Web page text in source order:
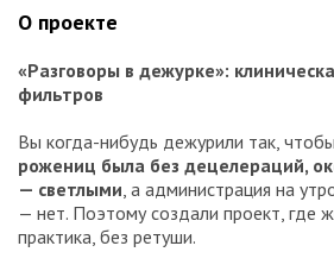
О проекте
«Разговоры в дежурке»:
фильтров
Вы когда-нибудь дежурили так, чтобы
рожениц была без децелераций,
— светлыми, а администрация на
— нет. Поэтому создали проект, где
практика, без ретуши.